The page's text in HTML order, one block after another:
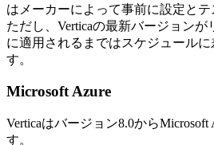
はメーカーによって事前に設定とテ
ただし、Verticaの最新バージョン
に適用されるまではスケジュール
す。
Microsoft Azure
Verticaはバージョン8.0からMicrosoft
す。